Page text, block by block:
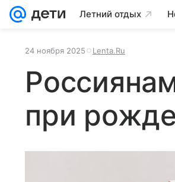
Летний отдых
24 ноября 2025 Lenta.Ru
при